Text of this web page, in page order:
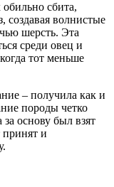
сбита,
создавая волнистые
шерсть. Эта
среди овец и
тот меньше
– получила как и
породы четко
основу был взят
принят и